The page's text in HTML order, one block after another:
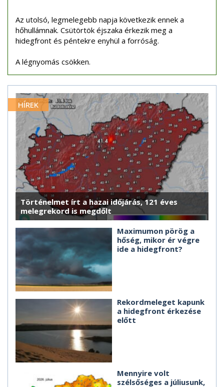
Az utolsó, legmelegebb napja következik ennek a
hőhullámnak. Csütörtök éjszaka érkezik meg a
hidegfront és péntekre enyhül a forróság.
A légnyomás csökken.
HÍREK
Történelmet írt a hazai időjárás, 121 éves
melegrekord is megdőlt
Maximumon pörög a
hőség, mikor ér végre
ide a hidegfront?
Rekordmeleget kapunk
a hidegfront érkezése
előtt
Mennyire volt
szélsőséges a júliusunk,